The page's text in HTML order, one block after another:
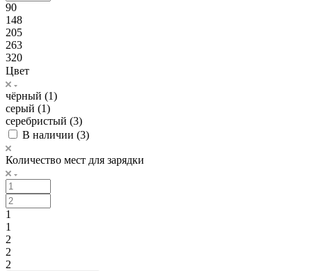
90
148
205
263
320
Цвет
чёрный (1)
серый (1)
серебристый (3)
В наличии (3)
Количество мест для зарядки
1
1
2
2
2